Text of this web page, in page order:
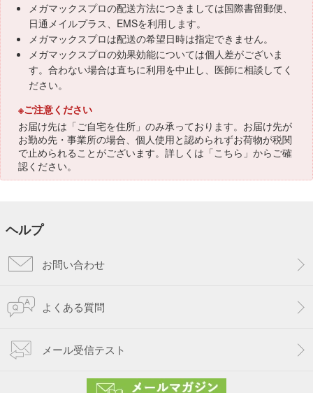
メガマックスプロの配送方法につきましては国際書留郵便、
日通メイルプラス、EMSを利用します。
メガマックスプロは配送の希望日時は指定できません。
メガマックスプロの効果効能については個人差がございま
す。合わない場合は直ちに利用を中止し、医師に相談してく
ださい。
※ご注意ください
お届け先は「ご自宅を住所」のみ承っております。お届け先が
お勤め先・事業所の場合、個人使用と認められずお荷物が税関
で止められることがございます。詳しくは「こちら 」からご確
認ください。
ヘルプ
お問い合わせ
よくある質問
メール受信テスト